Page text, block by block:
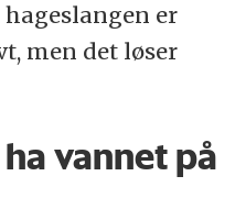
er
men det løser
vannet på